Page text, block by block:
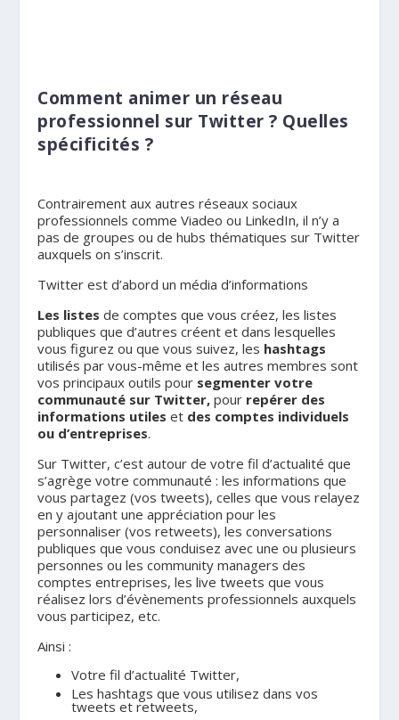
Comment animer un réseau
professionnel sur Twitter ? Quelles
spécificités ?
Contrairement aux autres réseaux sociaux
professionnels comme Viadeo ou LinkedIn, il n’y a
pas de groupes ou de hubs thématiques sur Twitter
auxquels on s’inscrit.
Twitter est d’abord un média d’informations
Les listes de comptes que vous créez, les listes
publiques que d’autres créent et dans lesquelles
vous figurez ou que vous suivez, les hashtags
utilisés par vous-même et les autres membres sont
vos principaux outils pour segmenter votre
communauté sur Twitter,pour repérer des
informations utiles et des comptes individuels
ou d’entreprises.
Sur Twitter, c’est autour de votre fil d’actualité que
s’agrège votre communauté : les informations que
vous partagez (vos tweets), celles que vous relayez
en y ajoutant une appréciation pour les
personnaliser (vos retweets), les conversations
publiques que vous conduisez avec une ou plusieurs
personnes ou les community managers des
comptes entreprises, les live tweets que vous
réalisez lors d’évènements professionnels auxquels
vous participez, etc.
Ainsi :
Votre fil d’actualité Twitter,
Les hashtags que vous utilisez dans vos
tweets et retweets,